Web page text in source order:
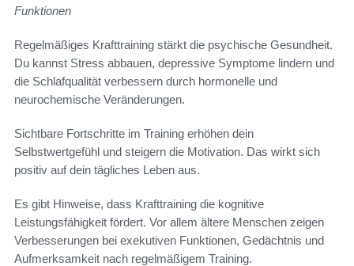
Funktionen
Regelmäßiges Krafttraining stärkt die psychische Gesundheit.
Du kannst Stress abbauen, depressive Symptome lindern und
die Schlafqualität verbessern durch hormonelle und
neurochemische Veränderungen.
Sichtbare Fortschritte im Training erhöhen dein
Selbstwertgefühl und steigern die Motivation. Das wirkt sich
positiv auf dein tägliches Leben aus.
Es gibt Hinweise, dass Krafttraining die kognitive
Leistungsfähigkeit fördert. Vor allem ältere Menschen zeigen
Verbesserungen bei exekutiven Funktionen, Gedächtnis und
Aufmerksamkeit nach regelmäßigem Training.